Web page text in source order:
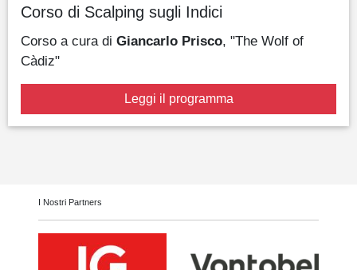
Corso di Scalping sugli Indici
Corso a cura di Giancarlo Prisco, "The Wolf of
Càdiz"
Leggi il programma
I Nostri Partners